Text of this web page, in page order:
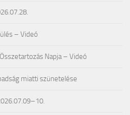
– Videó
Napja – Videó
miatti szünetelése